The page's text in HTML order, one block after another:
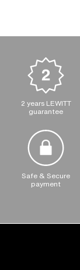
2 years LEWITT
guarantee
Safe & Secure
payment